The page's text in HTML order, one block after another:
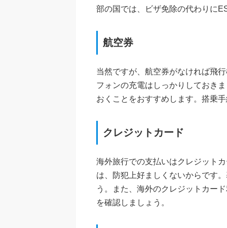
部の国では、ビザ免除の代わりに
航空券
当然ですが、航空券がなければ飛
フォンの充電はしっかりしておき
おくことをおすすめします。搭乗
クレジットカード
海外旅行での支払いはクレジット
は、防犯上好ましくないからです
う。また、海外のクレジットカー
を確認しましょう。